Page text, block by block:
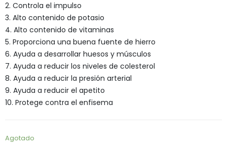
2. Controla el impulso
3. Alto contenido de potasio
4. Alto contenido de vitaminas
5. Proporciona una buena fuente de hierro
6. Ayuda a desarrollar huesos y músculos
7. Ayuda a reducir los niveles de colesterol
8. Ayuda a reducir la presión arterial
9. Ayuda a reducir el apetito
10. Protege contra el enfisema
Agotado